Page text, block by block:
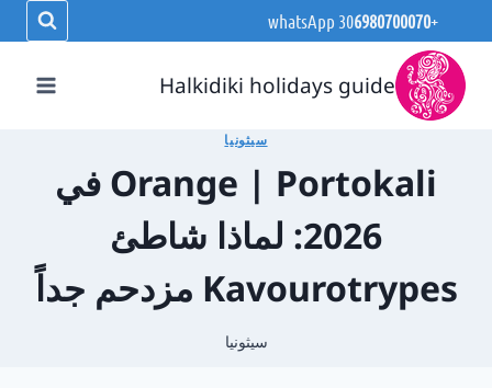
إلى
المحتوى
+30
6980700070
Halkidiki holidays guide
سيثونيا
Orange | Portokali في
2026: لماذا شاطئ
Kavourotrypes مزدحم جداً
سيثونيا